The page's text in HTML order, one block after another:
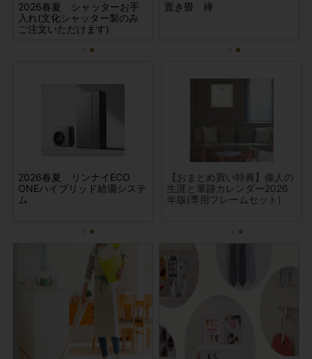
2026春夏 シャッターお手
入れ(文化シャッター製のみ
ご注文いただけます)
フローリング・造作材補修セ
置き畳 市松 置き畳 禅
2026春夏 リンナイECO
ONEハイブリッド給湯システ
ム
ウチノコトサービス (大掃
除デラックスパック)
偉人の
2026
2026春夏 シャッター シ
ャフト・スラット交換(文化
【おまとめ買い特典】偉人の
生涯と筆跡カレンダー2026
年版(専用フレームセット)